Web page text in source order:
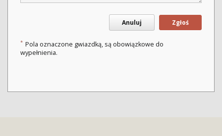
Anuluj Zgłoś
* Pola oznaczone gwiazdką, są obowiązkowe do
wypełnienia.